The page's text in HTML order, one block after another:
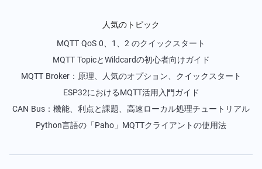
人気のトピック
MQTT QoS 0、1、2 のクイックスタート
MQTT TopicとWildcardの初心者向けガイド
MQTT Broker：原理、人気のオプション、クイックスタート
ESP32におけるMQTT活用入門ガイド
CAN Bus：機能、利点と課題、高速ローカル処理チュートリアル
Python言語の「Paho」MQTTクライアントの使用法